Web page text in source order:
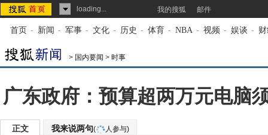
loading... 我的搜狐 邮件
首页 - 新闻 - 军事 - 文化 - 历史 - 体育 - NBA - 视频 - 娱谈 -
> 国内要闻 > 时事
广东政府：预算超两万元电脑
正文 我来说两句( 人参与)